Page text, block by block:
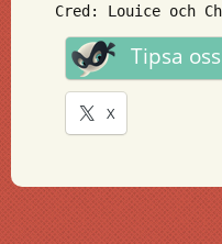
Cred: Louice och
Tipsa
X